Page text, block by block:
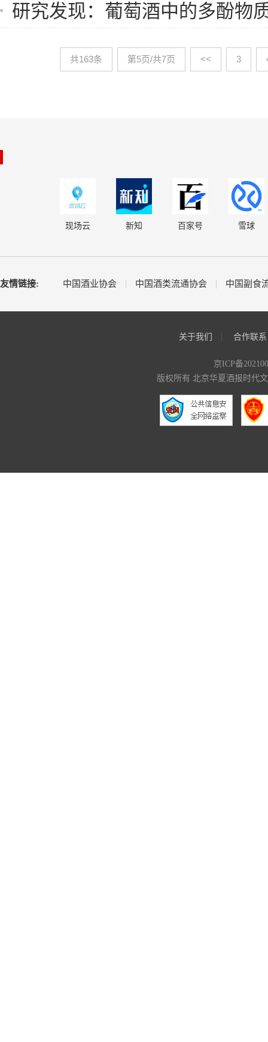
研究发现：葡萄酒中的多酚物
共163条 第5页/共7页 << 3
现场云 新知 百家号 雪球
友情链接: 中国酒业协会 中国酒类流通协会 中国副食
关于我们 合作联系
京ICP备
版权所有 北京华夏酒报时代文